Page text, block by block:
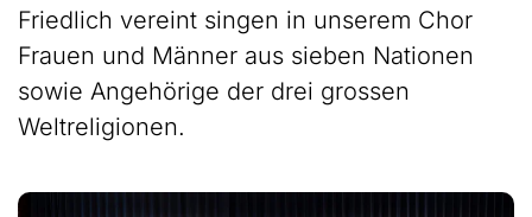
Friedlich vereint singen in unserem Chor
Frauen und Männer aus sieben Nationen
sowie Angehörige der drei grossen
Weltreligionen.